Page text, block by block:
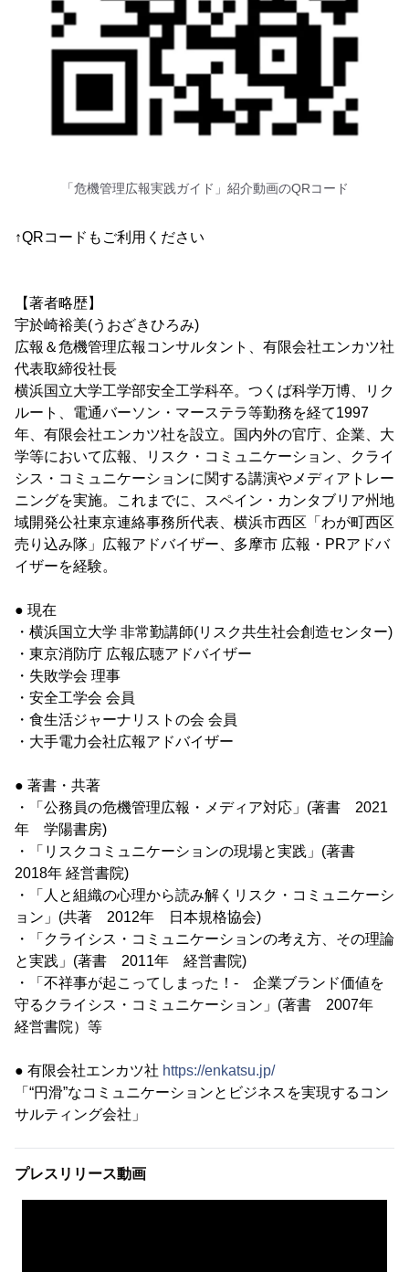
「危機管理広報実践ガイド」紹介動画のQRコード
↑QRコードもご利用ください
【著者略歴】
宇於崎裕美(うおざきひろみ)
広報＆危機管理広報コンサルタント、有限会社エンカツ社
代表取締役社長
横浜国立大学工学部安全工学科卒。つくば科学万博、リク
ルート、電通バーソン・マーステラ等勤務を経て1997
年、有限会社エンカツ社を設立。国内外の官庁、企業、大
学等において広報、リスク・コミュニケーション、クライ
シス・コミュニケーションに関する講演やメディアトレー
ニングを実施。これまでに、スペイン・カンタブリア州地
域開発公社東京連絡事務所代表、横浜市西区「わが町西区
売り込み隊」広報アドバイザー、多摩市 広報・PRアドバ
イザーを経験。
● 現在
・横浜国立大学 非常勤講師(リスク共生社会創造センター)
・東京消防庁 広報広聴アドバイザー
・失敗学会 理事
・安全工学会 会員
・食生活ジャーナリストの会 会員
・大手電力会社広報アドバイザー
● 著書・共著
・「公務員の危機管理広報・メディア対応」(著書 2021
年 学陽書房)
・「リスクコミュニケーションの現場と実践」(著書
2018年 経営書院)
・「人と組織の心理から読み解くリスク・コミュニケーシ
ョン」(共著 2012年 日本規格協会)
・「クライシス・コミュニケーションの考え方、その理論
と実践」(著書 2011年 経営書院)
・「不祥事が起こってしまった！- 企業ブランド価値を
守るクライシス・コミュニケーション」(著書 2007年
経営書院）等
● 有限会社エンカツ社 https://enkatsu.jp/
「“円滑”なコミュニケーションとビジネスを実現するコン
サルティング会社」
プレスリリース動画